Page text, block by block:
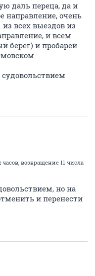
даль переца, да и
направление, очень
всех выездов из
и всем
берег) и пробарей
возвращение 11 числа
но на
и перенести